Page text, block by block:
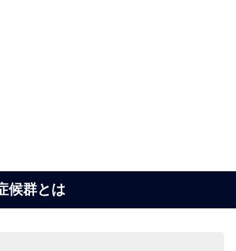
候群とは